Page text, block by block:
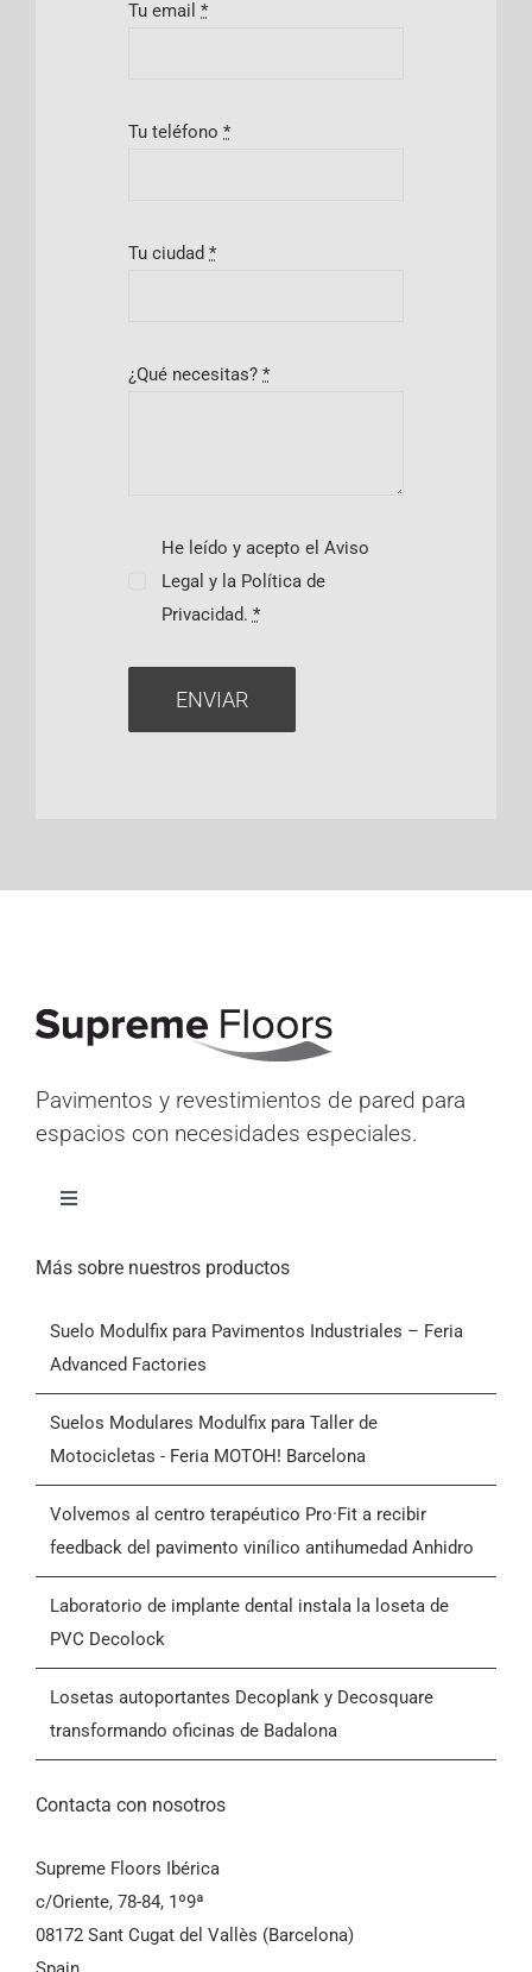
Tu email*
Tu teléfono*
Tu ciudad*
¿Qué necesitas?*
He leído y acepto el Aviso
Legal y la Política de
Privacidad. *
ENVIAR
Pavimentos y revestimientos de pared para
espacios con necesidades especiales.
Alternar
Inicio
Productos
Quiénes somos
Contactar
Condiciones Generales de Venta (CGV)
Más sobre nuestros productos
Suelo Modulfix para Pavimentos Industriales – Feria
Advanced Factories
Suelos Modulares Modulfix para Taller de
Motocicletas - Feria MOTOH! Barcelona
Volvemos al centro terapéutico Pro·Fit a recibir
feedback del pavimento vinílico antihumedad Anhidro
Laboratorio de implante dental instala la loseta de
PVC Decolock
Losetas autoportantes Decoplank y Decosquare
transformando oficinas de Badalona
Contacta con nosotros
Supreme Floors Ibérica
c/Oriente, 78-84, 1º9ª
08172 Sant Cugat del Vallès (Barcelona)